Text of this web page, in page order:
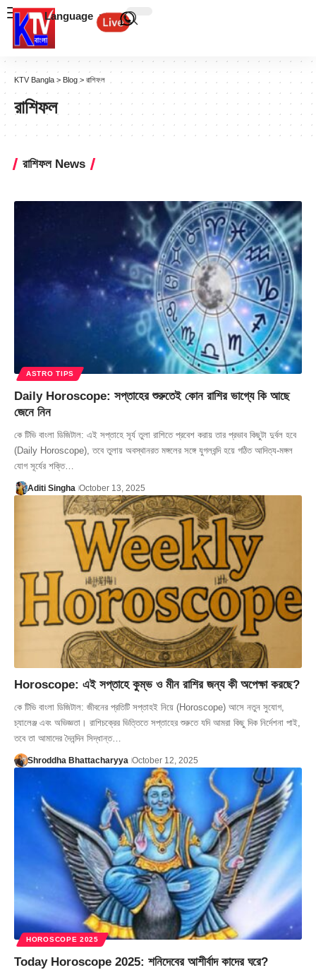
Language
KTV Bangla > Blog > রাশিফল
রাশিফল
রাশিফল News
ASTRO TIPS
Daily Horoscope: সপ্তাহের শুরুতেই কোন রাশির ভাগ্যে কি আছে
জেনে নিন
কে টিভি বাংলা ডিজিটাল: এই সপ্তাহে সূর্য তুলা রাশিতে প্রবেশ করায় তার প্রভাব কিছুটা দুর্বল হবে
(Daily Horoscope), তবে তুলায় অবস্থানরত মঙ্গলের সঙ্গে যুগলবন্দি হয়ে গঠিত আদিত্য-মঙ্গল
যোগ সূর্যের শক্তি…
Aditi Singha October 13, 2025
Horoscope: এই সপ্তাহে কুম্ভ ও মীন রাশির জন্য কী অপেক্ষা করছে?
কে টিভি বাংলা ডিজিটাল: জীবনের প্রতিটি সপ্তাহই নিয়ে (Horoscope) আসে নতুন সুযোগ,
চ্যালেঞ্জ এবং অভিজ্ঞতা। রাশিচক্রের ভিত্তিতে সপ্তাহের শুরুতে যদি আমরা কিছু দিক নির্দেশনা পাই,
তবে তা আমাদের দৈনন্দিন সিদ্ধান্ত…
Shroddha Bhattacharyya October 12, 2025
HOROSCOPE 2025
Today Horoscope 2025: শনিদেবের আশীর্বাদ কাদের ঘরে?